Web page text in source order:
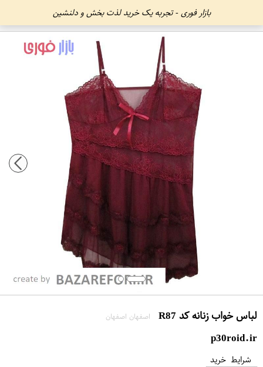
بازار فوری - تجربه یک خرید لذت بخش و دلنشین
لباس خواب زنانه کد R87 اصفهان اصفهان
p30roid.ir
شرایط خرید